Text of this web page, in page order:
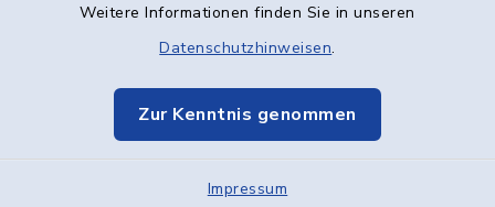
Weitere Informationen finden Sie in unseren
Datenschutzhinweisen.
Zur Kenntnis genommen
Impressum
Datenschutz
Elektronische Kommunikation
Sitemap